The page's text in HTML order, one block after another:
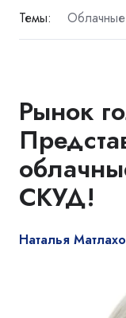
Темы: Облачные
Рынок
СКУД!
Наталья